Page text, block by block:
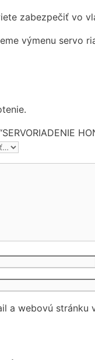
zabezpečiť vo
výmenu servo
a webovú